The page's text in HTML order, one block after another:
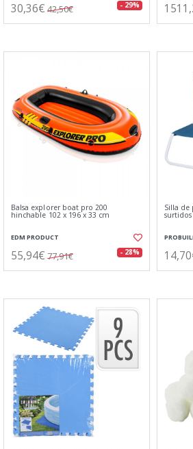
30,36€ 42,50€ - 29%
Balsa explorer boat pro 200
hinchable 102 x 196 x 33 cm
EDM PRODUCT
55,94€ 77,91€ - 28%
Silla de